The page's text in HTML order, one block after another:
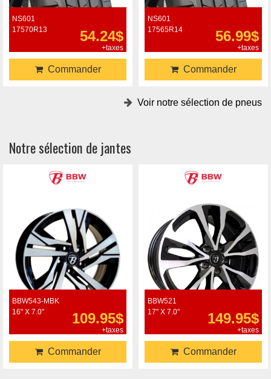
NS601
17570R13
54.24$
+taxes
Commander
NS601
17565R14
56.99$
+taxes
Commander
Voir notre sélection de pneus
Notre sélection de jantes
BBW543-MBK
16" X 7.0"
109.95$
+taxes
Commander
BBW521
17" X 7.0"
149.95$
+taxes
Commander